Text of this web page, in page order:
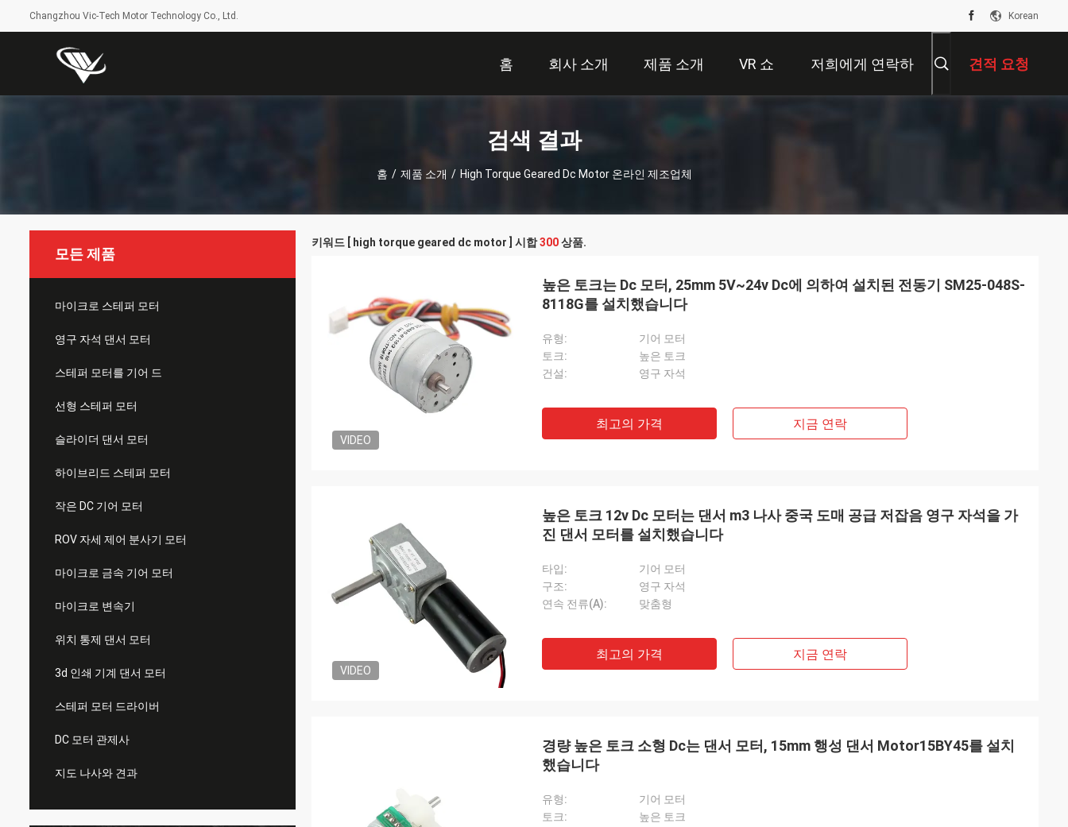
Changzhou Vic-Tech Motor Technology Co., Ltd. Korean
홈 회사 소개 제품 소개 VR 쇼 저희에게 연락하 견적 요청
검색 결과
홈 / 제품 소개 / High Torque Geared Dc Motor 온라인 제조업체
모든 제품
마이크로 스테퍼 모터
영구 자석 댄서 모터
스테퍼 모터를 기어 드
선형 스테퍼 모터
슬라이더 댄서 모터
하이브리드 스테퍼 모터
작은 DC 기어 모터
ROV 자세 제어 분사기 모터
마이크로 금속 기어 모터
마이크로 변속기
위치 통제 댄서 모터
3d 인쇄 기계 댄서 모터
스테퍼 모터 드라이버
DC 모터 관제사
지도 나사와 견과
키워드 [ high torque geared dc motor ] 시합300상품.
VIDEO
높은 토크는 Dc 모터, 25mm 5V~24v Dc에 의하여 설치된 전동기 SM25-048S-
8118G를 설치했습니다
유형:
기어 모터
토크:
높은 토크
건설:
영구 자석
최고의 가격 지금 연락
VIDEO
높은 토크 12v Dc 모터는 댄서 m3 나사 중국 도매 공급 저잡음 영구 자석을 가
진 댄서 모터를 설치했습니다
타입:
기어 모터
구조:
영구 자석
연속 전류(A):
맞춤형
최고의 가격 지금 연락
경량 높은 토크 소형 Dc는 댄서 모터, 15mm 행성 댄서 Motor15BY45를 설치
했습니다
유형:
기어 모터
토크:
높은 토크